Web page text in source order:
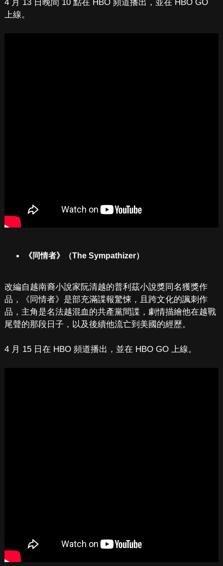
4 月 13 日晚間 10 點在 HBO 頻道播出，並在 HBO GO
上線。
《同情者》（The Sympathizer）
改編自越南裔小說家阮清越的普利茲小說獎同名獲獎作
品，《同情者》是部充滿諜報驚悚，且跨文化的諷刺作
品，主角是名法越混血的共產黨間諜，劇情描繪他在越戰
尾聲的那段日子，以及後續他流亡到美國的經歷。
4 月 15 日在 HBO 頻道播出，並在 HBO GO 上線。